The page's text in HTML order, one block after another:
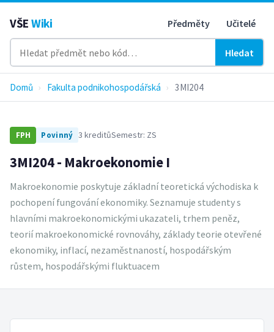
VŠE Wiki Předměty Učitelé
Hledat
Domů › Fakulta podnikohospodářská › 3MI204
FPH Povinný 3 kreditůSemestr: ZS
3MI204 - Makroekonomie I
Makroekonomie poskytuje základní teoretická východiska k
pochopení fungování ekonomiky. Seznamuje studenty s
hlavními makroekonomickými ukazateli, trhem peněz,
teorií makroekonomické rovnováhy, základy teorie otevřené
ekonomiky, inflací, nezaměstnaností, hospodářským
růstem, hospodářskými fluktuacem